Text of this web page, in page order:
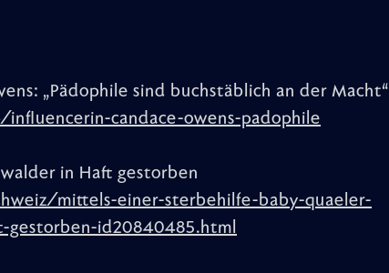
„Pädophile sind buchstäblich an der Macht“
candace-owens-padophile
in Haft gestorben
mittels-einer-sterbehilfe-baby-quaeler-
gestorben-id20840485.html